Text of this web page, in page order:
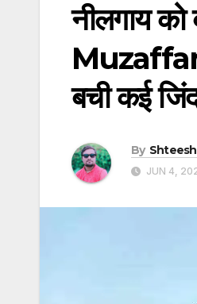
नीलगाय को
बची कई
By
JUN 4,